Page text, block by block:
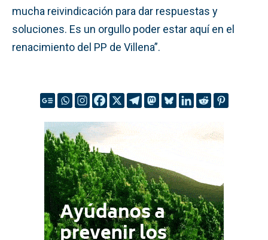
mucha reivindicación para dar respuestas y
soluciones. Es un orgullo poder estar aquí en el
renacimiento del PP de Villena”.